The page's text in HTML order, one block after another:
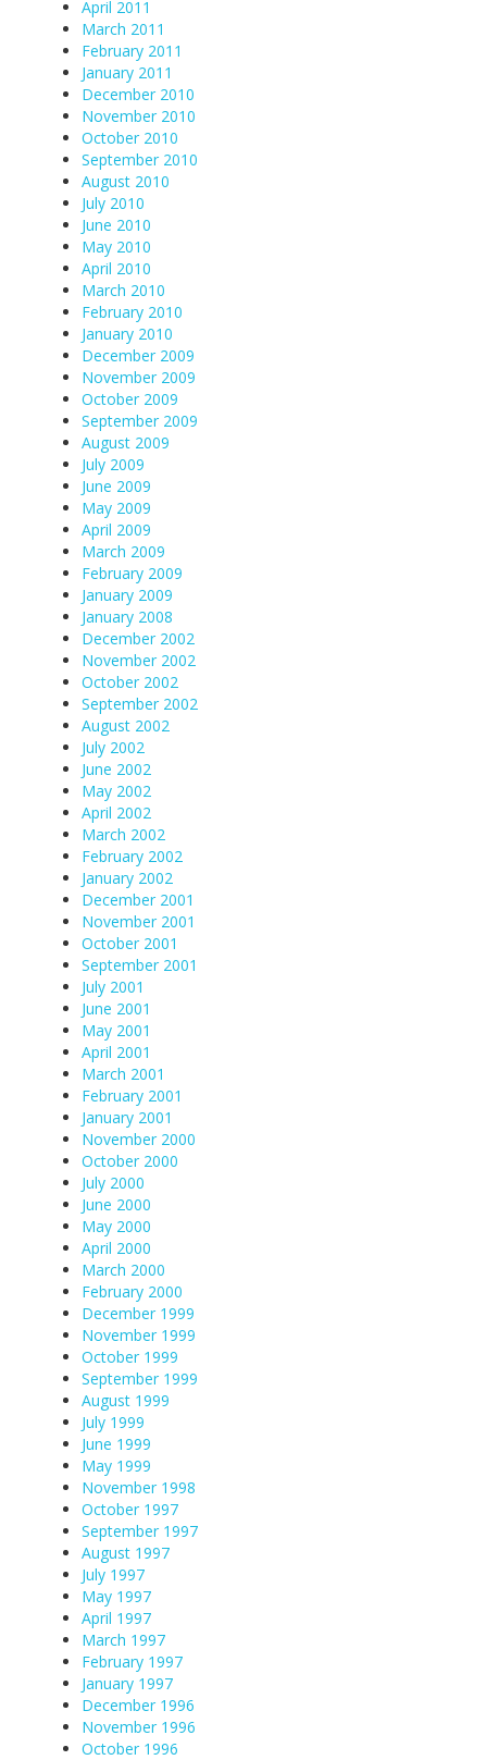
April 2011
March 2011
February 2011
January 2011
December 2010
November 2010
October 2010
September 2010
August 2010
July 2010
June 2010
May 2010
April 2010
March 2010
February 2010
January 2010
December 2009
November 2009
October 2009
September 2009
August 2009
July 2009
June 2009
May 2009
April 2009
March 2009
February 2009
January 2009
January 2008
December 2002
November 2002
October 2002
September 2002
August 2002
July 2002
June 2002
May 2002
April 2002
March 2002
February 2002
January 2002
December 2001
November 2001
October 2001
September 2001
July 2001
June 2001
May 2001
April 2001
March 2001
February 2001
January 2001
November 2000
October 2000
July 2000
June 2000
May 2000
April 2000
March 2000
February 2000
December 1999
November 1999
October 1999
September 1999
August 1999
July 1999
June 1999
May 1999
November 1998
October 1997
September 1997
August 1997
July 1997
May 1997
April 1997
March 1997
February 1997
January 1997
December 1996
November 1996
October 1996